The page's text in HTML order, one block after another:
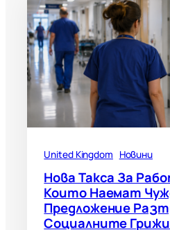
United Kingdom Новини
Нова Такса За
Които Наемат
Предложение
Социалните